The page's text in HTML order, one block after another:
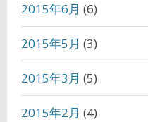
2015年6月 (6)
2015年5月 (3)
2015年3月 (5)
2015年2月 (4)